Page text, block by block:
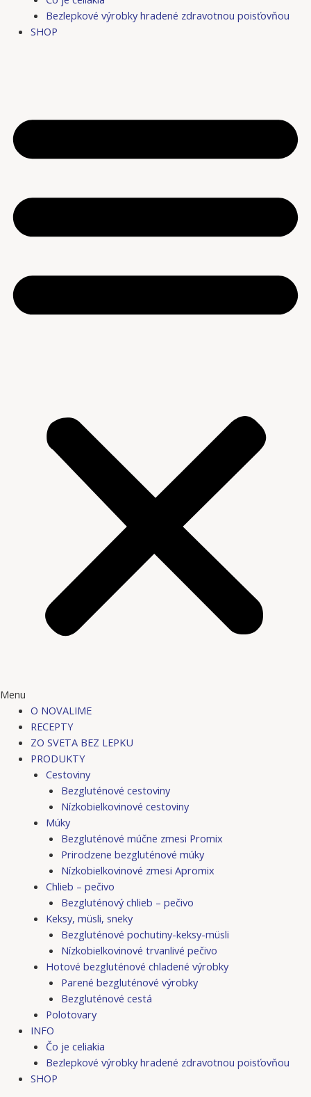
Bezlepkové výrobky hradené zdravotnou poisťovňou
SHOP
Menu
O NOVALIME
RECEPTY
ZO SVETA BEZ LEPKU
PRODUKTY
Cestoviny
Bezgluténové cestoviny
Nízkobielkovinové cestoviny
Múky
Bezgluténové múčne zmesi Promix
Prirodzene bezgluténové múky
Nízkobielkovinové zmesi Apromix
Chlieb – pečivo
Bezgluténový chlieb – pečivo
Keksy, müsli, sneky
Bezgluténové pochutiny-keksy-müsli
Nízkobielkovinové trvanlivé pečivo
Hotové bezgluténové chladené výrobky
Parené bezgluténové výrobky
Bezgluténové cestá
Polotovary
INFO
Čo je celiakia
Bezlepkové výrobky hradené zdravotnou poisťovňou
SHOP